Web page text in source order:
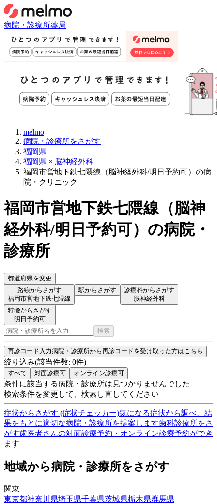
病院・診療所薬局
melmo
病院・診療所をさがす
福岡県
福岡県 × 脳神経外科
福岡市営地下鉄七隈線（脳神経外科/明日予約可）の病
院・クリニック
福岡市営地下鉄七隈線（脳神
経外科/明日予約可） の病院・
診療所
都道府県を変更
路線からさがす
福岡市営地下鉄七隈線
駅からさがす
診療科からさがす
脳神経外科
特徴からさがす
明日予約可
検索
再診コード入力病院・診療所から再診コードを受け取った方はこちら
絞り込み(該当件数: 0件)
すべて 対面診療可 オンライン診療可
条件に該当する病院・診療所は見つかりませんでした
検索条件を変更して、検索し直してください
症状からさがす (症状チェッカー)気になる症状から調べ、結
果をもとに適切な病院・診療所を提案します歯科診療所をさ
がす歯医者さんの対面診療予約・オンライン診療予約ができ
ます
地域から病院・診療所をさがす
関東
東京都神奈川県埼玉県千葉県茨城県栃木県群馬県